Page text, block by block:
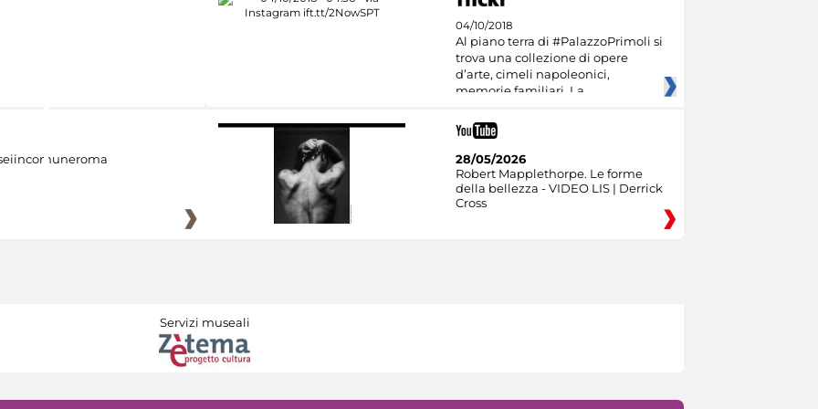
04/10/2018
Al piano terra di #PalazzoPrimoli si
trova una collezione di opere
d’arte, cimeli napoleonici,
memorie familiari. La
28/05/2026
Robert Mapplethorpe. Le forme
della bellezza - VIDEO LIS | Derrick
Cross
Servizi museali